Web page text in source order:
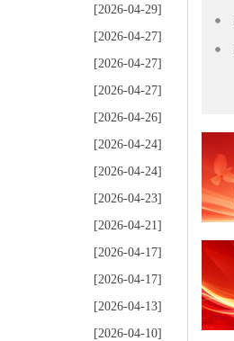
[2026-04-29]
[2026-04-27]
[2026-04-27]
[2026-04-27]
[2026-04-26]
[2026-04-24]
[2026-04-24]
[2026-04-23]
[2026-04-21]
[2026-04-17]
[2026-04-17]
[2026-04-13]
[2026-04-10]